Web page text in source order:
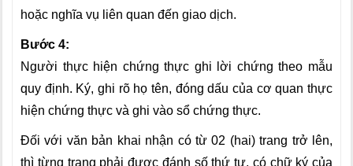
hoặc nghĩa vụ liên quan đến giao dịch.
Bước 4:
Người thực hiện chứng thực ghi lời chứng theo mẫu
quy định. Ký, ghi rõ họ tên, đóng dấu của cơ quan thực
hiện chứng thực và ghi vào sổ chứng thực.
Đối với văn bản khai nhận có từ 02 (hai) trang trở lên,
thì từng trang phải được đánh số thứ tự, có chữ ký của